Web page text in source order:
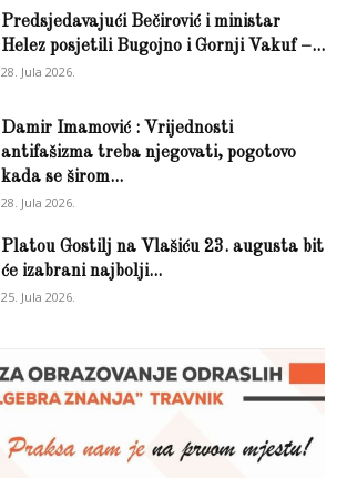
Predsjedavajući Bečirović i ministar
Helez posjetili Bugojno i Gornji Vakuf –...
28. Jula 2026.
Damir Imamović : Vrijednosti
antifašizma treba njegovati, pogotovo
kada se širom...
28. Jula 2026.
Platou Gostilj na Vlašiću 23. augusta bit
će izabrani najbolji...
25. Jula 2026.